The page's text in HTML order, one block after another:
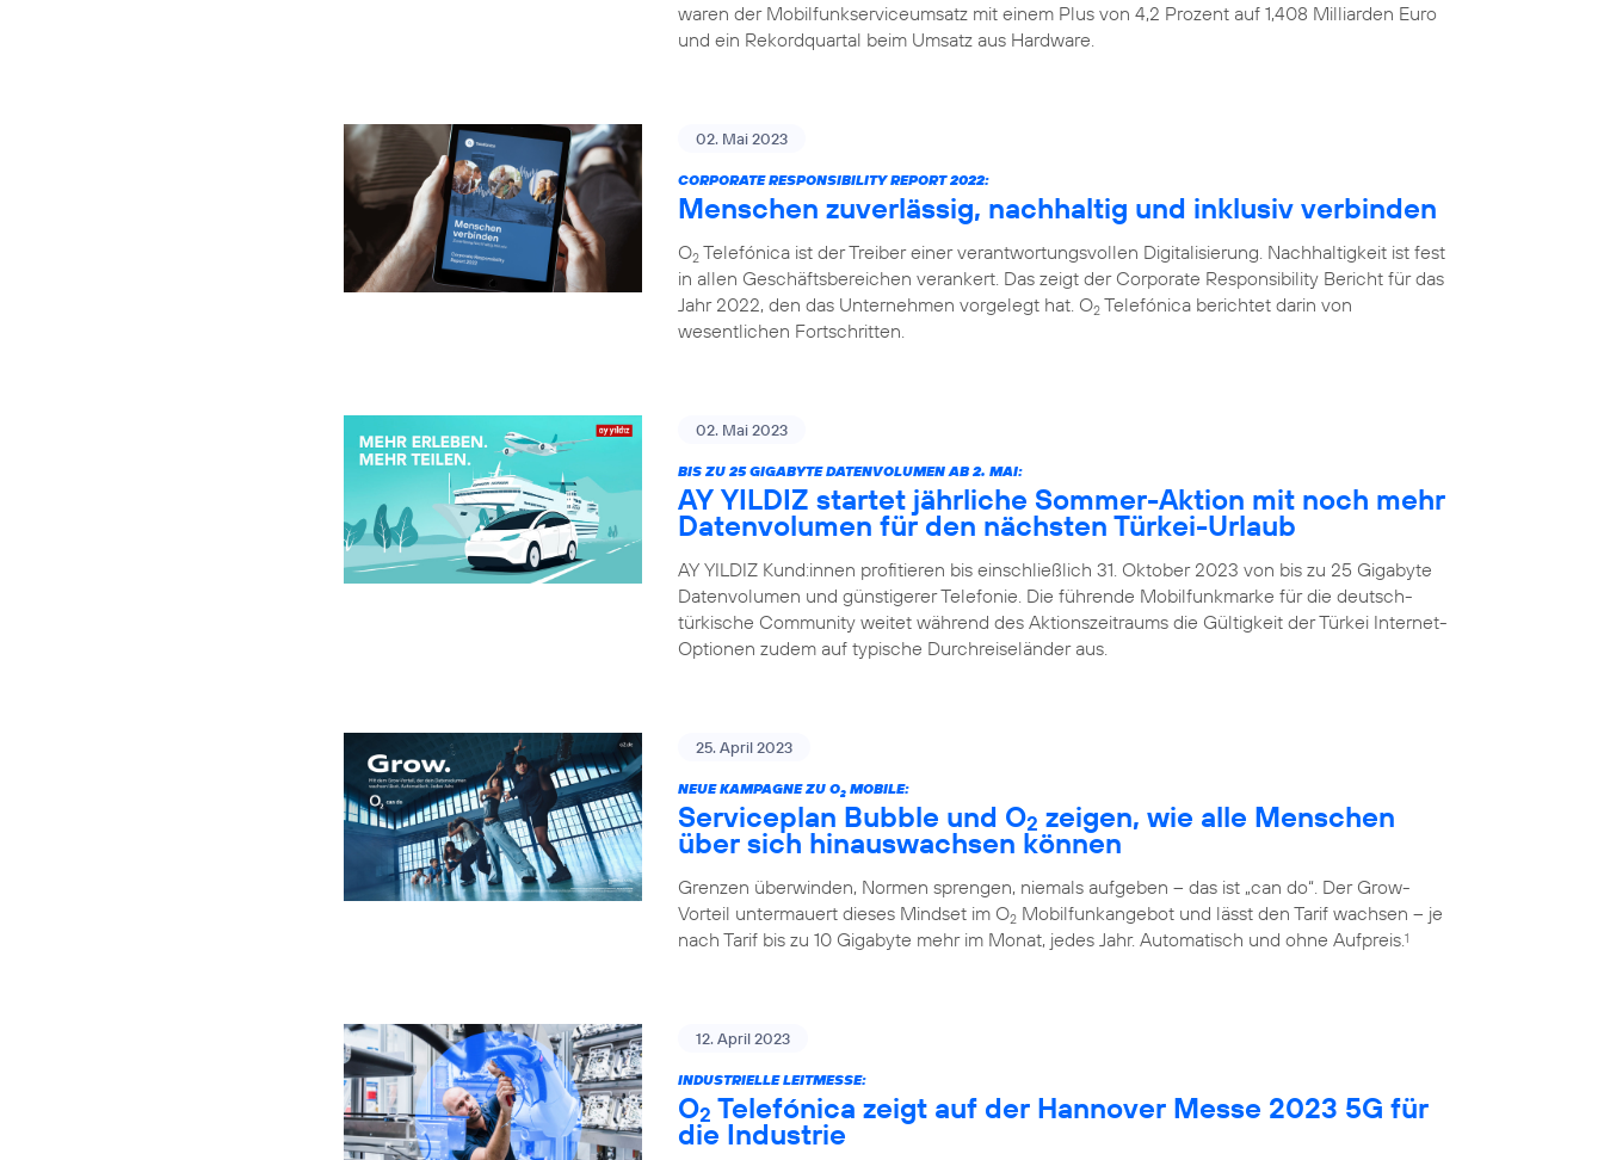
waren der Mobilfunkserviceumsatz mit einem Plus von 4,2 Prozent auf 1,408 Milliarden Euro
und ein Rekordquartal beim Umsatz aus Hardware.
02. Mai 2023
CORPORATE RESPONSIBILITY REPORT 2022:
Menschen zuverlässig, nachhaltig und inklusiv verbinden
O2 Telefónica ist der Treiber einer verantwortungsvollen Digitalisierung. Nachhaltigkeit ist fest
in allen Geschäftsbereichen verankert. Das zeigt der Corporate Responsibility Bericht für das
Jahr 2022, den das Unternehmen vorgelegt hat. O2 Telefónica berichtet darin von
wesentlichen Fortschritten.
02. Mai 2023
BIS ZU 25 GIGABYTE DATENVOLUMEN AB 2. MAI:
AY YILDIZ startet jährliche Sommer-Aktion mit noch mehr
Datenvolumen für den nächsten Türkei-Urlaub
AY YILDIZ Kund:innen profitieren bis einschließlich 31. Oktober 2023 von bis zu 25 Gigabyte
Datenvolumen und günstigerer Telefonie. Die führende Mobilfunkmarke für die deutsch-
türkische Community weitet während des Aktionszeitraums die Gültigkeit der Türkei Internet-
Optionen zudem auf typische Durchreiseländer aus.
25. April 2023
NEUE KAMPAGNE ZU O2 MOBILE:
Serviceplan Bubble und O2 zeigen, wie alle Menschen
über sich hinauswachsen können
Grenzen überwinden, Normen sprengen, niemals aufgeben – das ist „can do“. Der Grow-
Vorteil untermauert dieses Mindset im O2 Mobilfunkangebot und lässt den Tarif wachsen – je
nach Tarif bis zu 10 Gigabyte mehr im Monat, jedes Jahr. Automatisch und ohne Aufpreis.1
12. April 2023
INDUSTRIELLE LEITMESSE:
O2 Telefónica zeigt auf der Hannover Messe 2023 5G für
die Industrie